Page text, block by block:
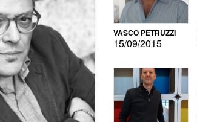
VASCO PETRUZZI
15/09/2015